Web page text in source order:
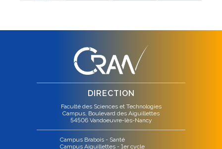
DIRECTION
Faculté des Sciences et Technologies
Campus, Boulevard des Aiguillettes
54506 Vandoeuvre-lès-Nancy
Campus Brabois - Santé
Campus Aiguillettes - 1er cycle